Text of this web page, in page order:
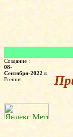
Создание :
08-
Сентября-2022 г.
Fremus.